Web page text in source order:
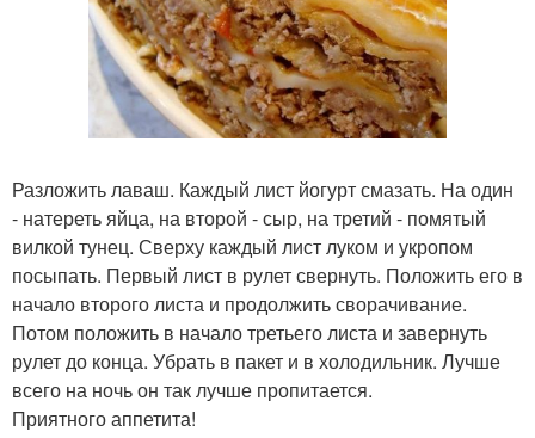
Разложить лаваш. Каждый лист йогурт смазать. На один
- натереть яйца, на второй - сыр, на третий - помятый
вилкой тунец. Сверху каждый лист луком и укропом
посыпать. Первый лист в рулет свернуть. Положить его в
начало второго листа и продолжить сворачивание.
Потом положить в начало третьего листа и завернуть
рулет до конца. Убрать в пакет и в холодильник. Лучше
всего на ночь он так лучше пропитается.
Приятного аппетита!